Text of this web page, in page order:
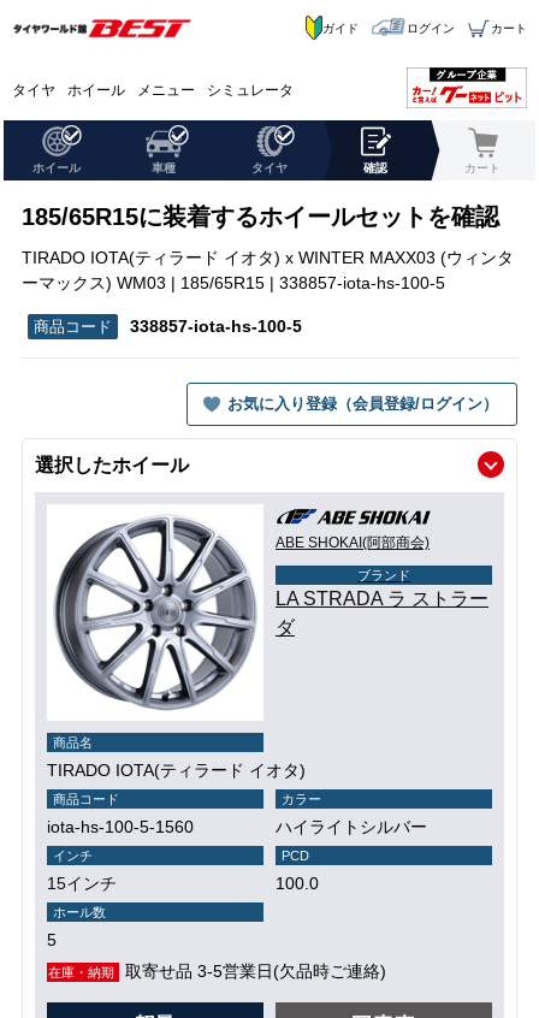
タイヤ ホイール メニュー シミュレータ
ガイド ログイン カート
ホイール 車種 タイヤ 確認 カート
185/65R15に装着するホイールセットを確認
TIRADO IOTA(ティラード イオタ) x WINTER MAXX03 (ウィンタ
ーマックス) WM03 | 185/65R15 | 338857-iota-hs-100-5
338857-iota-hs-100-5
お気に入り登録（会員登録/ログイン）
選択したホイール
ABE SHOKAI(阿部商会)
ブランド
LA STRADA ラ ストラー
ダ
商品名
TIRADO IOTA(ティラード イオタ)
商品コード
iota-hs-100-5-1560
カラー
ハイライトシルバー
インチ
15インチ
PCD
100.0
ホール数
5
在庫・納期 取寄せ品 3-5営業日(欠品時ご連絡)